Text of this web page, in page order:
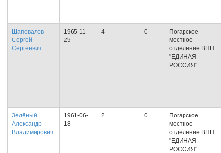
Шаповалов
Сергей
Сергеевич
1965-11-
29
4 0
Погарское
местное
отделение ВПП
"ЕДИНАЯ
РОССИЯ"
Зелёный
Александр
Владимирович
1961-06-
18
2 0
Погарское
местное
отделение ВПП
"ЕДИНАЯ
РОССИЯ"